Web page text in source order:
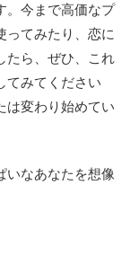
。今まで高価なプ
ってみたり、恋に
たら、ぜひ、これ
てみてください
は変わり始めてい
いなあなたを想像